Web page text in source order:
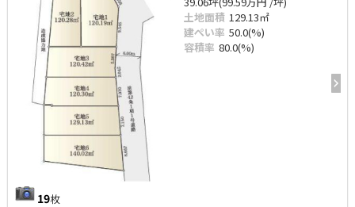
19枚
土地面積 129.13㎡
建ぺい率 50.0(%)
容積率 80.0(%)